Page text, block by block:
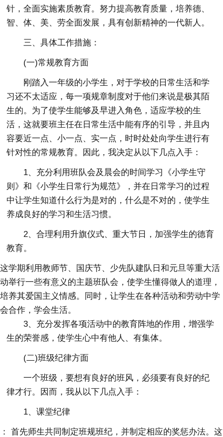
针，全面实施素质教育。努力提高教育质量，培养德、
智、体、美、劳全面发展，具有创新精神的一代新人。
三、具体工作措施：
(一)常规教育方面
刚踏入一年级的小学生，对于学校的日常生活和学
习还不太适应，每一项规章制度对于他们来说是极其陌
生的。为了使学生能够及早进入角色，适应学校的生
活，这就要班主任在日常生活中能有序的引导，并且内
容要近一点、小一点、实一点，时时处处向学生进行有
针对性的常规教育。因此，我决定从以下几点入手：
1、充分利用班队会及晨会的时间学习《小学生守
则》和《小学生日常行为规范》，并在日常学习的过程
中让学生知道什么行为是对的，什么是不对的，使学生
养成良好的学习和生活习惯。
2、合理利用升旗仪式、重大节日，加强学生的德育
教育。
这学期利用教师节、国庆节、少先队建队日和元旦等重大活
动举行一些有意义的主题班队会，使学生懂得做人的道理，
培养其爱国主义情感。同时，让学生在各种活动和劳动中学
会合作，学会生活。
3、充分发挥各项活动中的教育阵地的作用，增强学
生的荣誉感，使学生心中有他人、有集体。
(二)班级纪律方面
一个班级，要想有良好的班风，必须要有良好的纪
律才行。因而，我从以下几点入手：
1、课堂纪律
： 首先师生共同制定班规班纪，并制定相应的奖惩办法。这